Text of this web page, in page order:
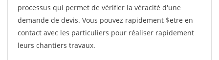
processus qui permet de vérifier la véracité d'une
demande de devis. Vous pouvez rapidement $etre en
contact avec les particuliers pour réaliser rapidement
leurs chantiers travaux.